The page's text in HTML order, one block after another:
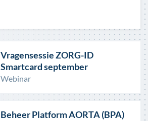
Vragensessie ZORG-ID
Smartcard september
Webinar
Beheer Platform AORTA (BPA)